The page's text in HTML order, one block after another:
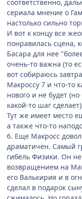
соответственно,
сериала мнение о
настолько сильно
И вот к концу все
понравилась сцена,
Басара для нее
очень-то важна (то
вот собираюсь
Макроссу 7 и что-то
нового и не будет
какой-то шаг
Тут же имеет место
а также что-то
6. Еще Макросс
драматичен. Самый
гибель Физики. Он
возвращением на
его Валькирия и в
сделал в подарок